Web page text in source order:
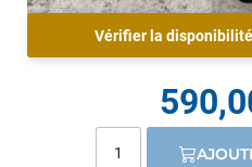
Vérifier la